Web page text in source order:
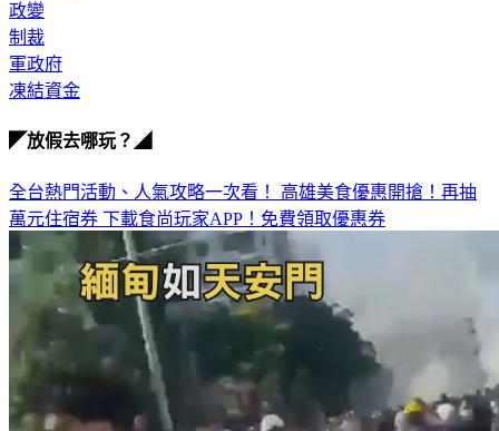
政變
制裁
軍政府
凍結資金
◤放假去哪玩？◢
全台熱門活動、人氣攻略一次看！ 高雄美食優惠開搶！再抽
萬元住宿券 下載食尚玩家APP！免費領取優惠券